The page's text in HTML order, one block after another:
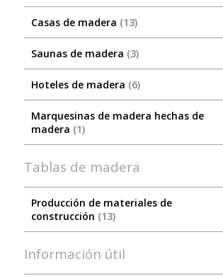
Casas de madera 13
Saunas de madera 3
Hoteles de madera 6
Marquesinas de madera hechas de
madera 1
Tablas de madera
Producción de materiales de
construcción 13
Información útil